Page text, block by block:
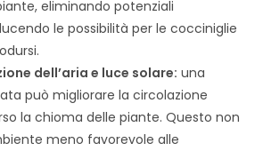
eliminando potenziali
le possibilità per le cocciniglie
dell’aria e luce solare: una
può migliorare la circolazione
la chioma delle piante. Questo non
meno favorevole alle